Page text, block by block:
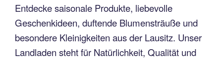
Entdecke saisonale Produkte, liebevolle
Geschenkideen, duftende Blumensträuße und
besondere Kleinigkeiten aus der Lausitz. Unser
Landladen steht für Natürlichkeit, Qualität und